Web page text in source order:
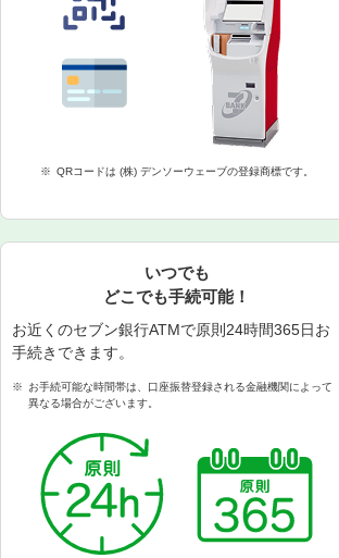
※ QRコードは (株) デンソーウェーブの登録商標です。
いつでも
どこでも手続可能！
お近くのセブン銀行ATMで原則24時間365日お
手続きできます。
※
お手続可能な時間帯は、口座振替登録される金融機関によって
異なる場合がございます。